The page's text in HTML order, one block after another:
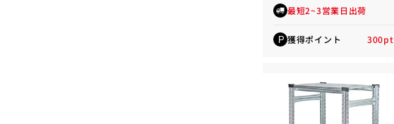
最短2~3営業日出荷
P 獲得ポイント 300pt